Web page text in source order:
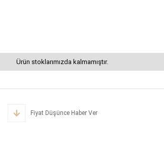
Ürün stoklarımızda kalmamıştır.
Fiyat Düşünce Haber Ver